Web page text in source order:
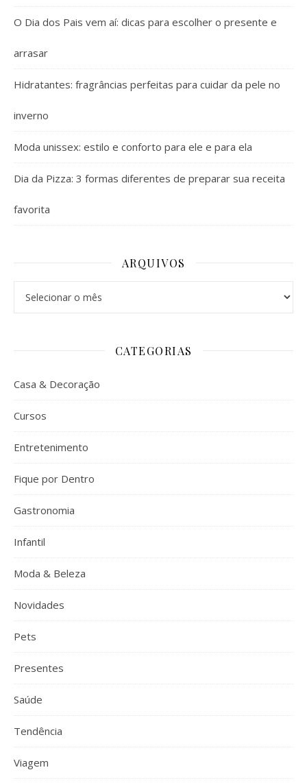
O Dia dos Pais vem aí: dicas para escolher o presente e
arrasar
Hidratantes: fragrâncias perfeitas para cuidar da pele no
inverno
Moda unissex: estilo e conforto para ele e para ela
Dia da Pizza: 3 formas diferentes de preparar sua receita
favorita
ARQUIVOS
CATEGORIAS
Casa & Decoração
Cursos
Entretenimento
Fique por Dentro
Gastronomia
Infantil
Moda & Beleza
Novidades
Pets
Presentes
Saúde
Tendência
Viagem